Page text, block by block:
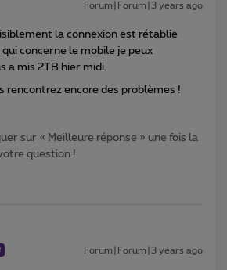
Forum|Forum|3 years ago
la connexion est rétablie
concerne le mobile je peux
a mis 2TB hier midi.
rencontrez encore des problèmes !
sur « Meilleure réponse » une fois la
question !
Forum|Forum|3 years ago